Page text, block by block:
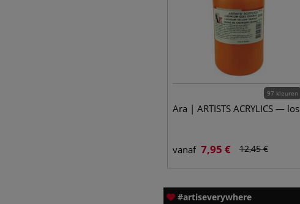
97 kleuren
Ara | ARTISTS ACRYLICS — los
vanaf 7,95 € 12,45 €
#artiseverywhere